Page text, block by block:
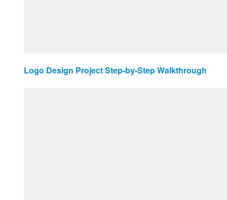
Logo Design Project Step-by-Step Walkthrough